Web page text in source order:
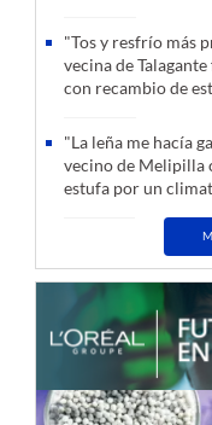
"Tos y resfrío más
vecina de
con recambio de
"La leña me hacía
vecino de Melipilla
estufa por un